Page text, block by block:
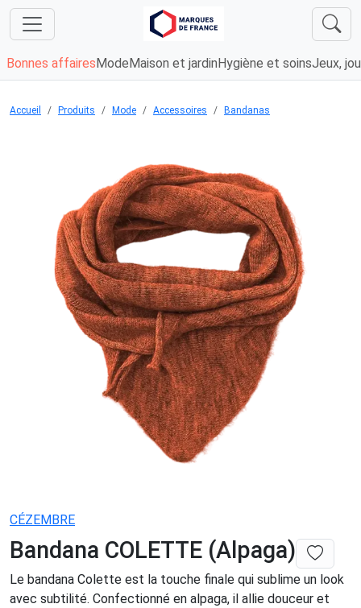
Bonnes affaires Mode Maison et jardin Hygiène et soinsJeux,
Accueil Produits Mode Accessoires Bandanas
CÉZEMBRE
Bandana COLETTE (Alpaga)
Le bandana Colette est la touche finale qui sublime un look
avec subtilité. Confectionné en alpaga, il allie douceur et